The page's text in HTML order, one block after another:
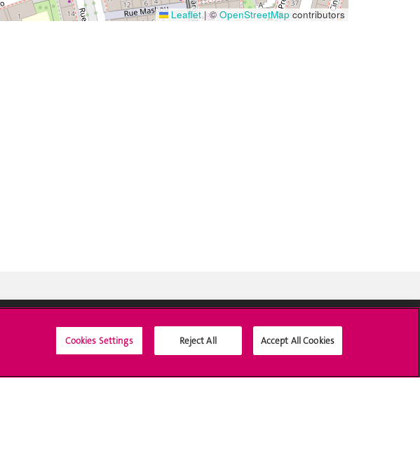
Leaflet |© OpenStreetMap contributors
vous informe Médias sociaux UNIGE
Cookies Settings Reject All Accept All Cookies